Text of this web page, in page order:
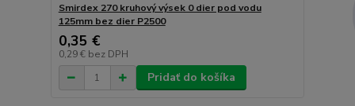
Smirdex 270 kruhový výsek 0 dier pod vodu
125mm bez dier P2500
0,35 €
0,29 € bez DPH
Pridať do košíka